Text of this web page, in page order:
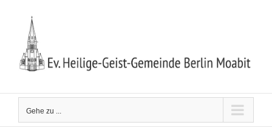
springen
Gehe zu ...